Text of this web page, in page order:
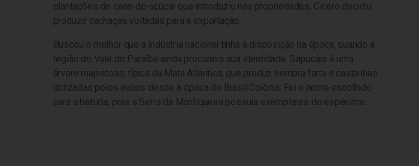
plantações de cana-de-açúcar que introduziu nas propriedades, Cicero decidiu
produzir cachaças voltadas para a exportação.
Buscou o melhor que a indústria nacional tinha à disposição na época, quando a
região do Vale do Paraíba ainda procurava sua identidade. Sapucaia é uma
árvore majestosa, típica da Mata Atlântica, que produz sombra farta e castanhas
utilizadas pelos índios desde a época do Brasil Colônia. Foi o nome escolhido
para a bebida, pois a Serra da Mantiqueira possuía exemplares do espécime.